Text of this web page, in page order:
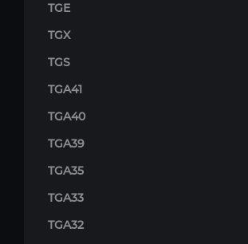
TGE
TGX
TGS
TGA41
TGA40
TGA39
TGA35
TGA33
TGA32